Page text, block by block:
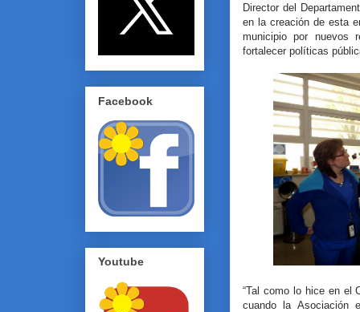
Director del
en la creación de esta
municipio por nuevos
fortalecer políticas
“Tal como lo hice en el
cuando la Asociación
Facebook
Youtube